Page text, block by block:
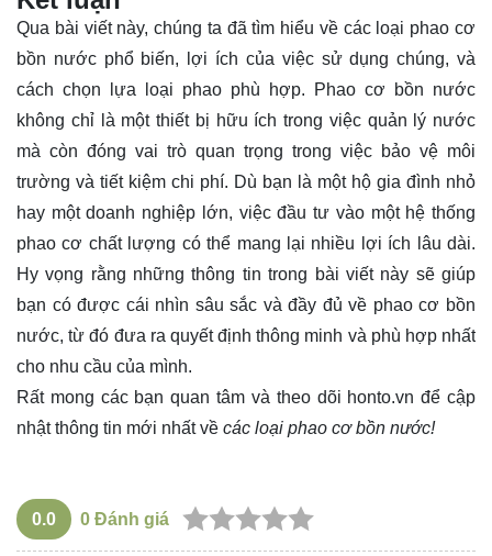
Qua bài viết này, chúng ta đã tìm hiểu về các loại phao cơ
bồn nước phổ biến, lợi ích của việc sử dụng chúng, và
cách chọn lựa loại phao phù hợp. Phao cơ bồn nước
không chỉ là một thiết bị hữu ích trong việc quản lý nước
mà còn đóng vai trò quan trọng trong việc bảo vệ môi
trường và tiết kiệm chi phí. Dù bạn là một hộ gia đình nhỏ
hay một doanh nghiệp lớn, việc đầu tư vào một hệ thống
phao cơ chất lượng có thể mang lại nhiều lợi ích lâu dài.
Hy vọng rằng những thông tin trong bài viết này sẽ giúp
bạn có được cái nhìn sâu sắc và đầy đủ về phao cơ bồn
nước, từ đó đưa ra quyết định thông minh và phù hợp nhất
cho nhu cầu của mình.
Rất mong các bạn quan tâm và theo dõi honto.vn để cập
nhật thông tin mới nhất về các loại phao cơ bồn nước!
0.0 0 Đánh giá